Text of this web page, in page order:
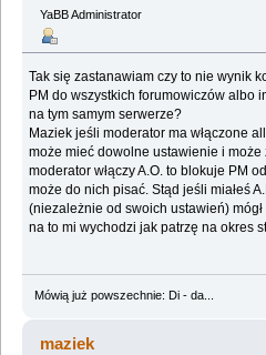
YaBB Administrator
Tak się zastanawiam czy to nie wynik
PM do wszystkich forumowiczów albo
na tym samym serwerze?
Maziek jeśli moderator ma włączone
może mieć dowolne ustawienie i może
moderator włączy A.O. to blokuje PM
może do nich pisać. Stąd jeśli miałeś
(niezależnie od swoich ustawień)
na to mi wychodzi jak patrzę na okres
Mówią już powszechnie: Di - da...
maziek